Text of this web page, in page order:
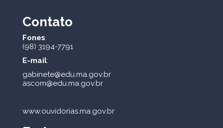
Contato
Fones:
(98) 3194-7791
E-mail:
gabinete@edu.ma.gov.br
ascom@edu.ma.gov.br
www.ouvidorias.ma.gov.br